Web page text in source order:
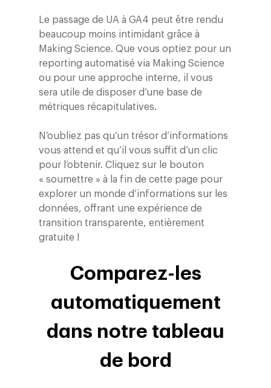
Le passage de UA à GA4 peut être rendu
beaucoup moins intimidant grâce à
Making Science. Que vous optiez pour un
reporting automatisé via Making Science
ou pour une approche interne, il vous
sera utile de disposer d’une base de
métriques récapitulatives.
N’oubliez pas qu’un trésor d’informations
vous attend et qu’il vous suffit d’un clic
pour l’obtenir. Cliquez sur le bouton
« soumettre » à la fin de cette page pour
explorer un monde d’informations sur les
données, offrant une expérience de
transition transparente, entièrement
gratuite !
Comparez-les
automatiquement
dans notre tableau
de bord